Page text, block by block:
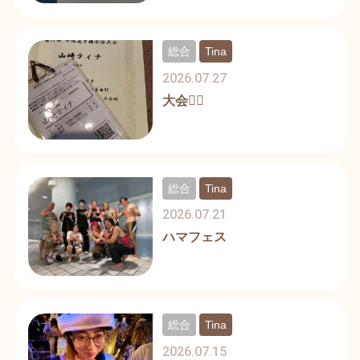
大会🏊‍♀️
2026.07.27
総合 Tina
ハマフェス
2026.07.21
総合 Tina
2026.07.15
総合 Tina